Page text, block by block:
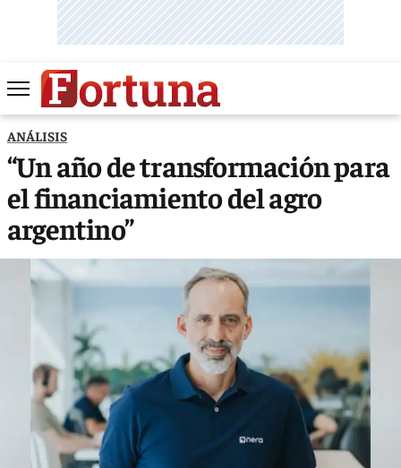
ANÁLISIS
“Un año de transformación para
el financiamiento del agro
argentino”